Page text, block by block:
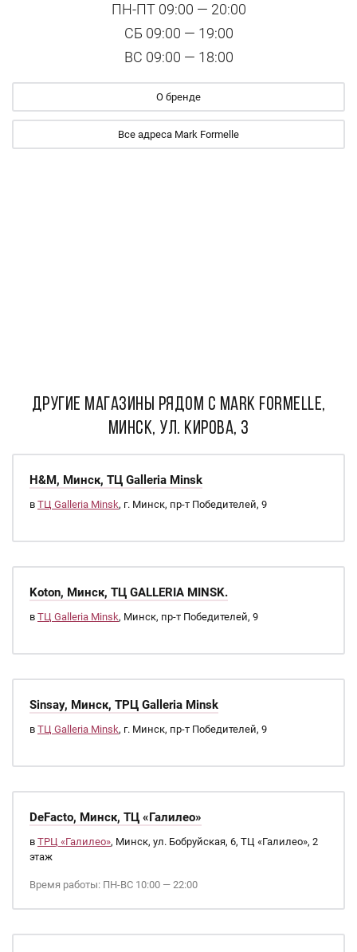
ПН-ПТ 09:00 — 20:00
СБ 09:00 — 19:00
ВС 09:00 — 18:00
О бренде
Все адреса Mark Formelle
ДРУГИЕ МАГАЗИНЫ РЯДОМ С Mark Formelle,
Минск, ул. Кирова, 3
H&M, Минск, ТЦ Galleria Minsk
в ТЦ Galleria Minsk, г. Минск, пр-т Победителей, 9
Koton, Минск, ТЦ GALLERIA MINSK.
в ТЦ Galleria Minsk, Минск, пр-т Победителей, 9
Sinsay, Минск, ТРЦ Galleria Minsk
в ТЦ Galleria Minsk, г. Минск, пр-т Победителей, 9
DeFacto, Минск, ТЦ «Галилео»
в ТРЦ «Галилео», Минск, ул. Бобруйская, 6, ТЦ «Галилео», 2
этаж
Время работы: ПН-ВС 10:00 — 22:00